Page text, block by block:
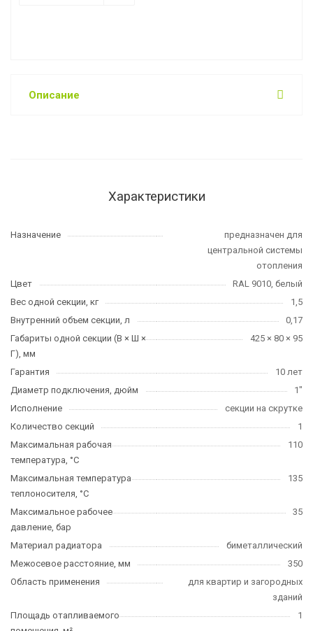
Описание
Характеристики
Назначение
предназначен для
центральной системы
отопления
Цвет
RAL 9010, белый
Вес одной секции, кг
1,5
Внутренний объем секции, л
0,17
Габариты одной секции (В × Ш ×
Г), мм
425 × 80 × 95
Гарантия
10 лет
Диаметр подключения, дюйм
1"
Исполнение
секции на скрутке
Количество секций
1
Максимальная рабочая
температура, °C
110
Максимальная температура
теплоносителя, °C
135
Максимальное рабочее
давление, бар
35
Материал радиатора
биметаллический
Межосевое расстояние, мм
350
Область применения
для квартир и загородных
зданий
Площадь отапливаемого
1